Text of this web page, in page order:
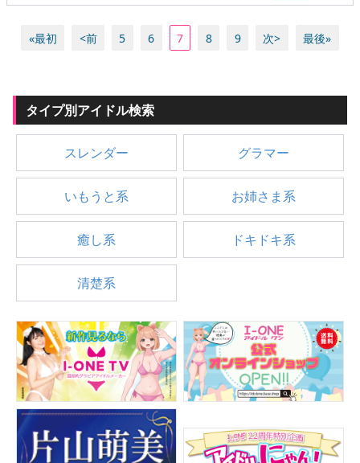
«最初 <前 5 6 7 8 9 次> 最後»
タイプ別アイドル検索
スレンダー グラマー
いもうと系 お姉さま系
癒し系 ドキドキ系
清楚系